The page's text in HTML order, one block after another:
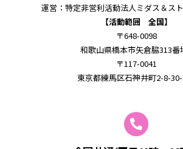
運営：特定⾮営利活動法⼈ミダス＆ ス
【活動範囲 全国】
〒648-0098
和歌⼭県橋本市⽮倉脇313番
〒117-0041
東京都練馬区石神井町2-8-30-